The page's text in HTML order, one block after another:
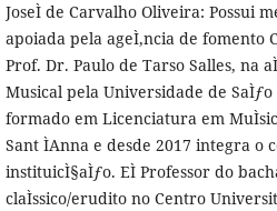
JoseÌ de Carvalho Oliveira: Possui
apoiada pela ageÌ‚ncia de fomento
Prof. Dr. Paulo de Tarso Salles, na
Musical pela Universidade de SaÌƒo
formado em Licenciatura em
Sant ÌAnna e desde 2017 integra o
instituicÌ§aÌƒo. EÌ Professor do
claÌssico/erudito no Centro